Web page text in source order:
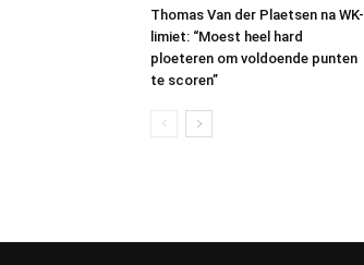
Thomas Van der Plaetsen na WK-
limiet: “Moest heel hard
ploeteren om voldoende punten
te scoren”